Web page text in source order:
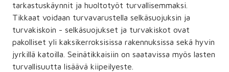
tarkastuskäynnit ja huoltotyöt turvallisemmaksi.
Tikkaat voidaan turvavarustella selkäsuojuksin ja
turvakiskoin - selkäsuojukset ja turvakiskot ovat
pakolliset yli kaksikerroksisissa rakennuksissa sekä hyvin
jyrkillä katoilla. Seinätikkaisiin on saatavissa myös lasten
turvallisuutta lisäävä kiipeilyeste.